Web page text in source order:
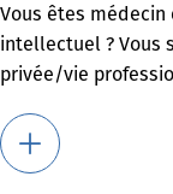
Vous êtes médecin
intellectuel ? Vous
privée/vie